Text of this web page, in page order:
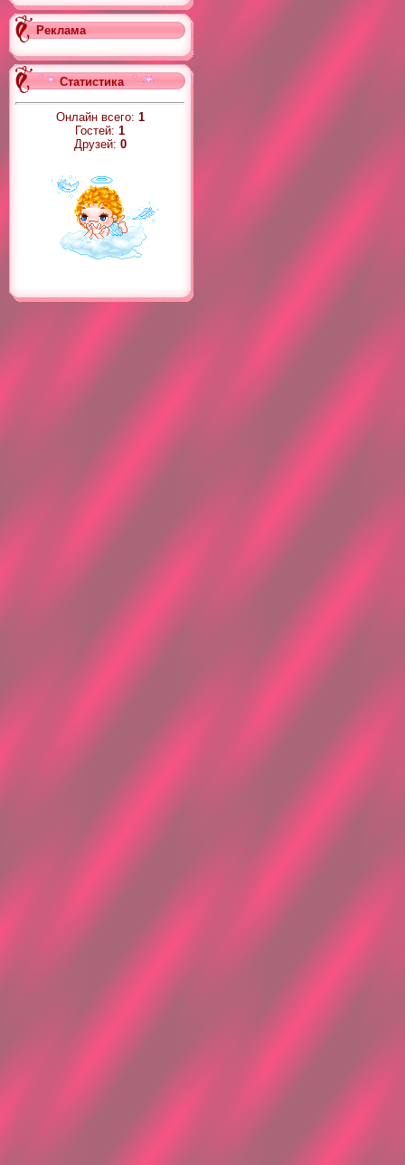
Реклама
Статистика
Онлайн всего: 1
Гостей: 1
Друзей: 0